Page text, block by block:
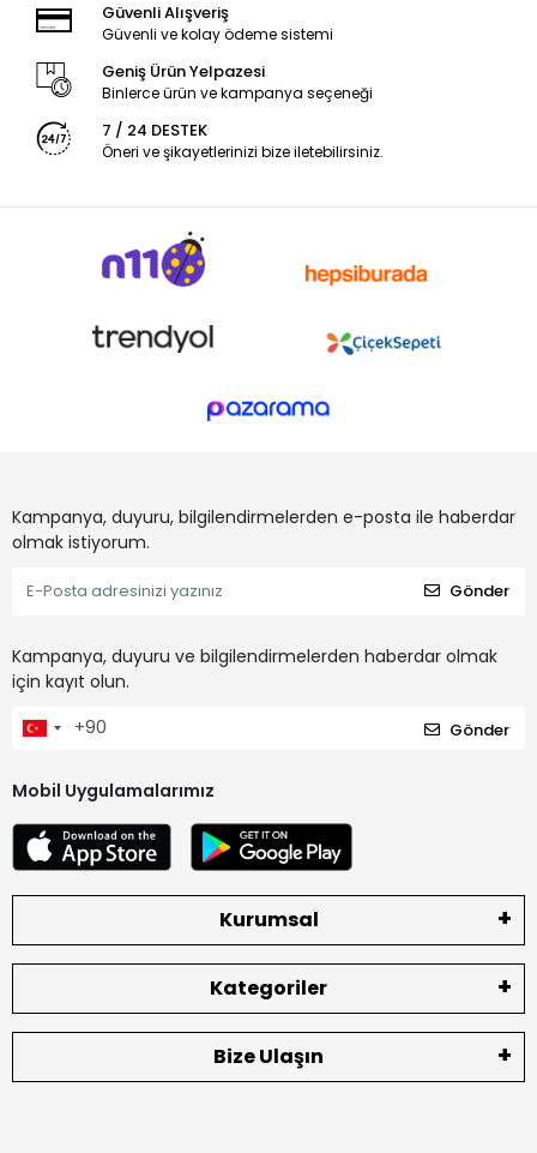
Güvenli Alışveriş
Güvenli ve kolay ödeme sistemi
Geniş Ürün Yelpazesi
Binlerce ürün ve kampanya seçeneği
7 / 24 DESTEK
Öneri ve şikayetlerinizi bize iletebilirsiniz.
Kampanya, duyuru, bilgilendirmelerden e-posta ile haberdar
olmak istiyorum.
Gönder
Kampanya, duyuru ve bilgilendirmelerden haberdar olmak
için kayıt olun.
Gönder
Mobil Uygulamalarımız
Kurumsal
Kategoriler
Bize Ulaşın